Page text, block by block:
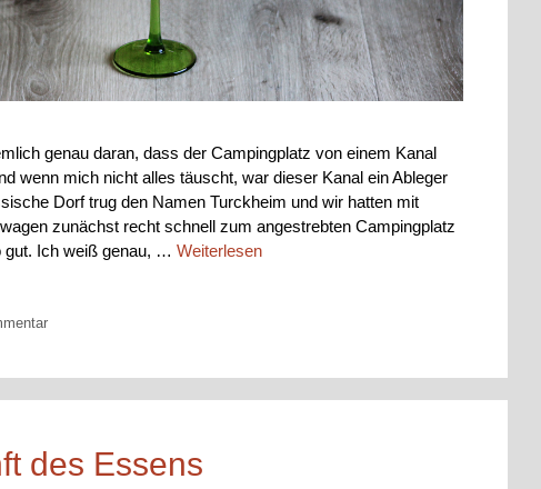
genau daran, dass der Campingplatz von einem Kanal
wenn mich nicht alles täuscht, war dieser Kanal ein Ableger
Dorf trug den Namen Turckheim und wir hatten mit
zunächst recht schnell zum angestrebten Campingplatz
gut. Ich weiß genau, … Weiterlesen
des Essens